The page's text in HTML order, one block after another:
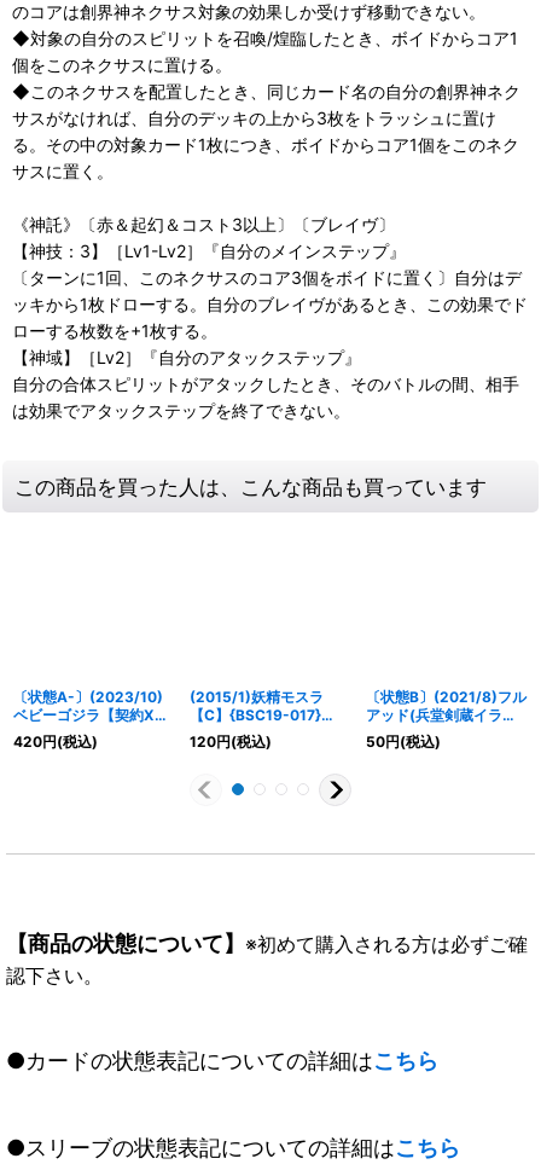
のコアは創界神ネクサス対象の効果しか受けず移動できない。
◆対象の自分のスピリットを召喚/煌臨したとき、ボイドからコア1
個をこのネクサスに置ける。
◆このネクサスを配置したとき、同じカード名の自分の創界神ネク
サスがなければ、自分のデッキの上から3枚をトラッシュに置け
る。その中の対象カード1枚につき、ボイドからコア1個をこのネク
サスに置く。
《神託》〔赤＆起幻＆コスト3以上〕〔ブレイヴ〕
【神技：3】［Lv1-Lv2］『自分のメインステップ』
〔ターンに1回、このネクサスのコア3個をボイドに置く〕自分はデ
ッキから1枚ドローする。自分のブレイヴがあるとき、この効果でド
ローする枚数を+1枚する。
【神域】［Lv2］『自分のアタックステップ』
自分の合体スピリットがアタックしたとき、そのバトルの間、相手
は効果でアタックステップを終了できない。
この商品を買った人は、こんな商品も買っています
〔状態A-〕(2023/10)
ベビーゴジラ【契約X】
{CB28-CX01}《赤》
420円(税込)
(2015/1)妖精モスラ
【C】{BSC19-017}
《緑》
120円(税込)
〔状態B〕(2021/8)フル
アッド(兵堂剣蔵イラス
ト)【C】{BS04-098}
《緑》
50円(税込)
【商品の状態について】 ※初めて購入される方は必ずご確
認下さい。
●カードの状態表記についての詳細はこちら
●スリーブの状態表記についての詳細はこちら